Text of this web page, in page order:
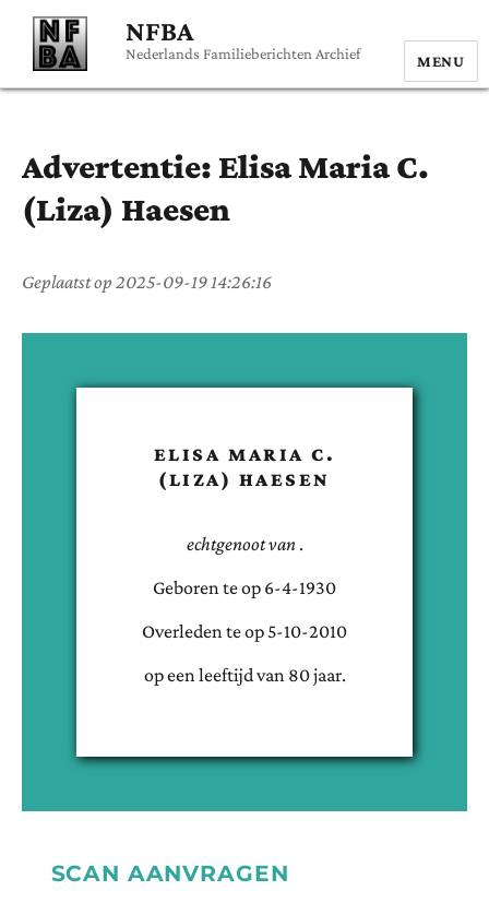
NFBA
Nederlands Familieberichten Archief MENU
Advertentie: Elisa Maria C.
(Liza) Haesen
Geplaatst op 2025-09-19 14:26:16
ELISA MARIA C.
(LIZA) HAESEN
echtgenoot van .
Geboren teop 6-4-1930
Overleden teop 5-10-2010
op een leeftijd van 80jaar.
SCAN AANVRAGEN